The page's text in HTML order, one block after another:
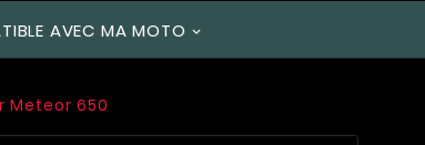
AVEC MA MOTO
Meteor 650